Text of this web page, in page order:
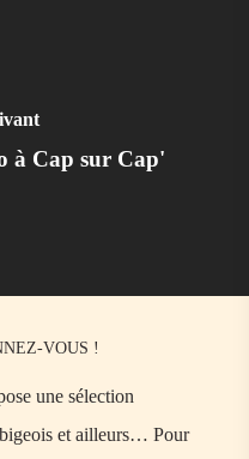
à Cap sur Cap'
VOUS !
une sélection
et ailleurs… Pour